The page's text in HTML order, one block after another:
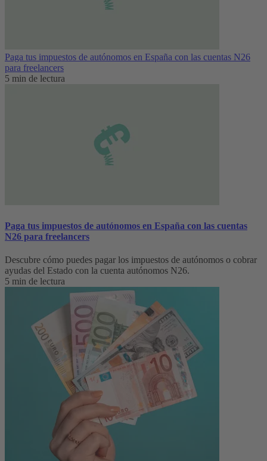
Paga tus impuestos de autónomos en España con las cuentas N26
para freelancers
5 min de lectura
Paga tus impuestos de autónomos en España con las cuentas
N26 para freelancers
Descubre cómo puedes pagar los impuestos de autónomos o cobrar
ayudas del Estado con la cuenta autónomos N26.
5 min de lectura